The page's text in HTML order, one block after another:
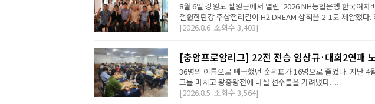
8월 6일 강원도 철원군에서 열린 '2026 NH농협은행 한국여
철원한탄강 주상절리길이 H2 DREAM 삼척을 2-1로 제압했다.
[2026.8.6 조회수 3,403]
[충암프로암리그] 22전 전승 임상규·대회2연패
36명의 이름으로 빼곡했던 순위표가 16명으로 줄었다. 지난
그를 마치고 왕중왕전에 나설 선수들을 가려냈다. ...
[2026.8.5 조회수 3,564]